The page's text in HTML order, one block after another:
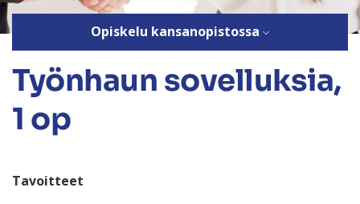
Opiskelu kansanopistossa
Työnhaun sovelluksia,
1 op
Tavoitteet